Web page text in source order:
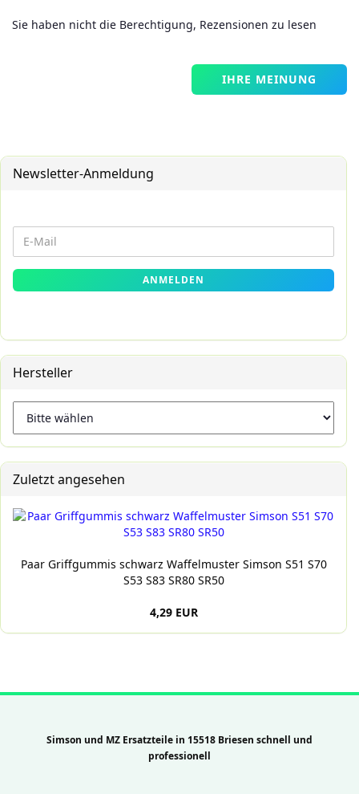
Sie haben nicht die Berechtigung, Rezensionen zu lesen
IHRE MEINUNG
Newsletter-Anmeldung
ZUR
E-
Mail
ANMELDEN
Hersteller
Zuletzt angesehen
Paar Griffgummis schwarz Waffelmuster Simson S51 S70
S53 S83 SR80 SR50
4,29 EUR
Simson und MZ Ersatzteile in 15518 Briesen schnell und
professionell